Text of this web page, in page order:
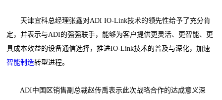
天津宜科总经理张鑫对ADI IO-Link技术的领先性给予了充分肯
定，并表示与ADI的强强联手，能够为客户提供更灵活、更智能、更
具成本效益的设备通信选择，推进IO-Link技术的普及与深化，加速
智能制造转型进程。
ADI中国区销售副总裁赵传禹表示此次战略合作的达成意义深